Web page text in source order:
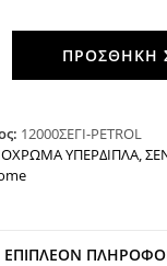
ΠΡΟΣΘΉΚΗ
12000ΣΕΓΙ-PETROL
ΥΠΕΡΔΙΠΛΑ,
ΕΠΙΠΛΈΟΝ